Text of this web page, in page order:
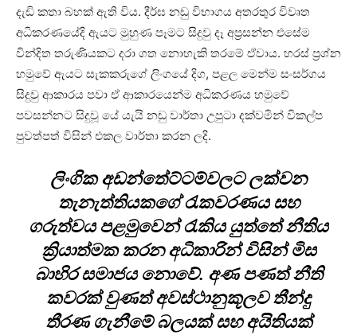
දැඩි කතා බහක් ඇති විය. දීර්ඝ නඩු විභාගය අතරතුර විවෘත
අධිකරණයේදි ඇයට මුහුණ පෑමට සිදුවු දෑ අප්‍රසන්න එසේම
වින්දිත තරුණියකට දරා ගත නොහැකි තරමේ ඒවාය. හරස් ප්‍රශ්න
හමුවේ ඇයට සැකකරුගේ ලිංගයේ දිග, පළල මෙන්ම සංසර්ගය
සිදුවු ආකාරය පවා ඒ ආකාරයෙන්ම අධිකරණය හමුවේ
පවසන්නට සිදුවූ යේ යැයි නඩු වාර්තා උපුටා දක්වමින් විකල්ප
පුවත්පත් විසින් එකල වාර්තා කරන ලදි.
ලිංගික අඩන්තේට්ටම්වලට ලක්වන
තැනැත්තියකගේ රැකවරණය සහ
ගරුත්වය පළමුවෙන් රැකිය යුත්තේ නීතිය
ක්‍රියාත්මක කරන අධිකාරින් විසින් මිස
බාහිර සමාජය නොවේ. අණ පණත් නීති
කවරක් වුණත් අවස්ථානුකූලව තීන්දු
තීරණ ගැනීමේ බලයක් සහ අයිතියක්